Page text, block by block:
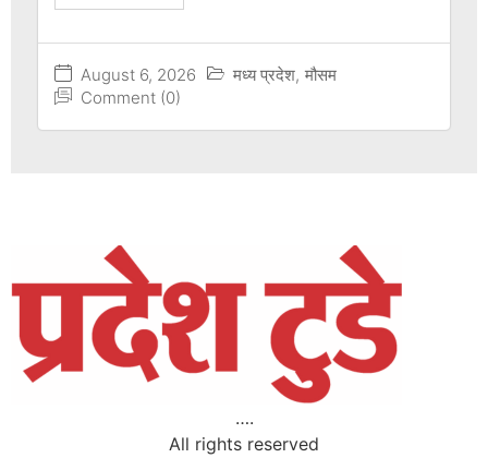
August 6, 2026 मध्य प्रदेश, मौसम
Comment (0)
….
All rights reserved